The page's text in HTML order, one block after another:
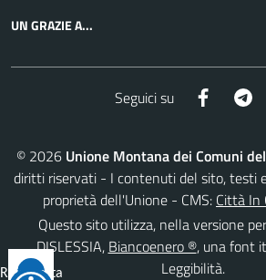
UN GRAZIE A...
Seguici su Facebook
© 2026 Unione Montana dei Comuni
diritti riservati - I contenuti del sito, testi
proprietà dell'Unione - CMS: Città In
Questo sito utilizza, nella versione
DISLESSIA, Biancoenero ®, una font
Leggibilità.
Reimposta